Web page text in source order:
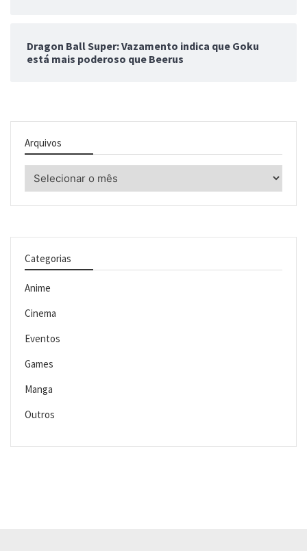
Dragon Ball Super: Vazamento indica que Goku
está mais poderoso que Beerus
Arquivos
Arquivos
Categorias
Anime
Cinema
Eventos
Games
Manga
Outros